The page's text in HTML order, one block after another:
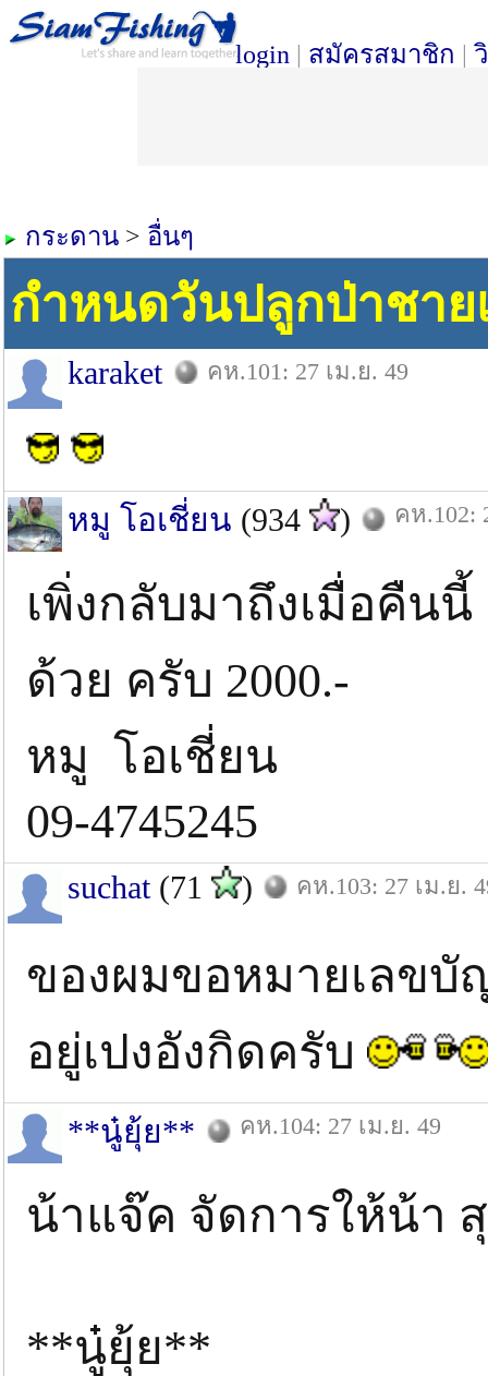
login | สมัครสมาชิก |
กระดาน > อื่นๆ
กำหนดวันปลูกป่าชาย
karaket คห.101: 27 เม.ย. 49
หมู โอเชี่ยน (934 ) คห.102:
เพิ่งกลับมาถึงเมื่อคืน
ด้วย ครับ 2000.-
หมู โอเชี่ยน
09-4745245
suchat(71 ) คห.103: 27 เม.ย.
ของผมขอหมายเลข
อยู่เปงอังกิดครับ
**นู๋ยุ้ย** คห.104: 27 เม.ย. 49
น้าแจ๊ค จัดการให้น้า
**นู๋ยุ้ย**